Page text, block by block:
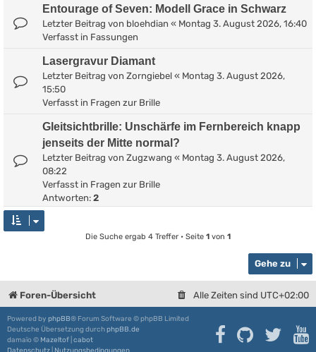
Entourage of Seven: Modell Grace in Schwarz
Letzter Beitrag von bloehdian « Montag 3. August 2026, 16:40
Verfasst in Fassungen
Lasergravur Diamant
Letzter Beitrag von Zorngiebel « Montag 3. August 2026,
15:50
Verfasst in Fragen zur Brille
Gleitsichtbrille: Unschärfe im Fernbereich knapp
jenseits der Mitte normal?
Letzter Beitrag von Zugzwang « Montag 3. August 2026,
08:22
Verfasst in Fragen zur Brille
Antworten: 2
Die Suche ergab 4 Treffer • Seite 1 von 1
Gehe zu
Foren-Übersicht Alle Zeiten sind UTC+02:00
Powered by phpBB® Forum Software © phpBB Limited
Deutsche Übersetzung durchphpBB.de
damaïo © Mazeltof cabot